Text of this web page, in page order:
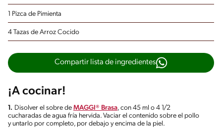
1 Pizca de Pimienta
4 Tazas de Arroz Cocido
Compartir lista de ingredientes
¡A cocinar!
1. Disolver el sobre de MAGGI® Brasa, con 45 ml o 4 1/2
cucharadas de agua fría hervida. Vaciar el contenido sobre el pollo
y untarlo por completo, por debajo y encima de la piel.